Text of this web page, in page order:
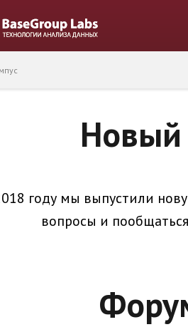
Новый
году мы выпустили
вопросы и